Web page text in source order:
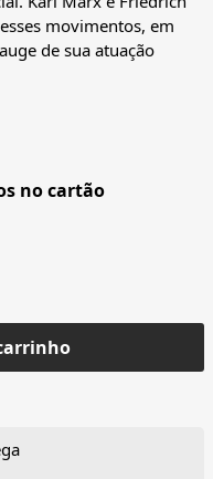
movimentos, em
de sua atuação
no cartão